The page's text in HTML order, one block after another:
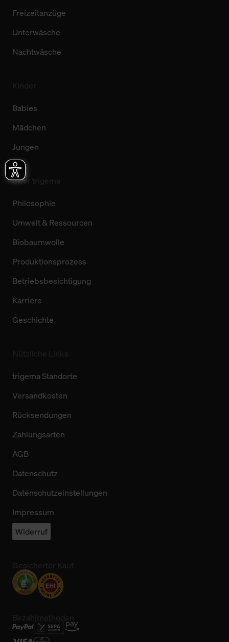
Freizeitanzüge
Unterwäsche
Nachtwäsche
Babies
Mädchen
Jungen
Über trigema
Philosophie
Umwelt & Ressourcen
Biobaumwolle
Produktionsprozess
Betriebsbesichtigung
Karriere
Geschichte
trigema Standorte
Versandkosten
Rücksendungen
Zahlungsarten
AGB
Datenschutz
Datenschutzeinstellungen
Impressum
Widerruf